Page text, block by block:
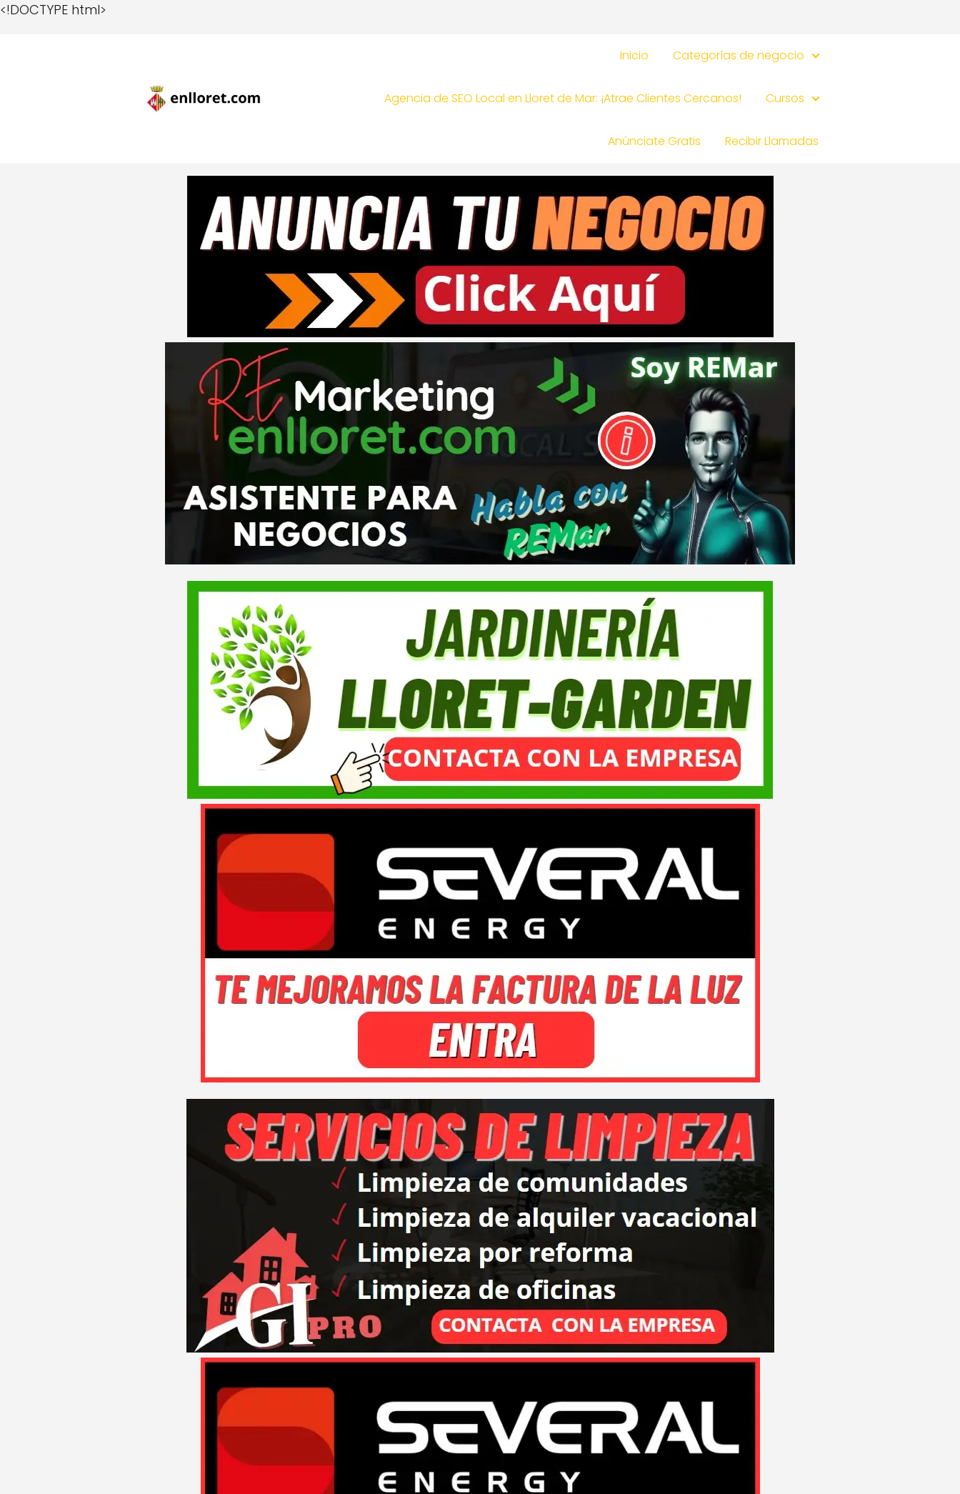
<!DOCTYPE html>
Inicio Categorías de negocio
Agencia de SEO Local en Lloret de Mar: ¡Atrae Clientes Cercanos! Cursos
Anúnciate Gratis Recibir Llamadas